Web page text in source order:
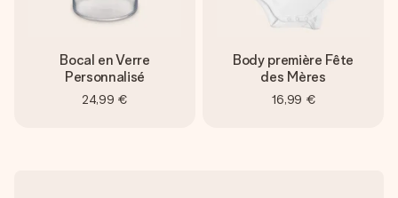
Bocal en Verre
Personnalisé
24,99 €
Body première Fête
des Mères
16,99 €